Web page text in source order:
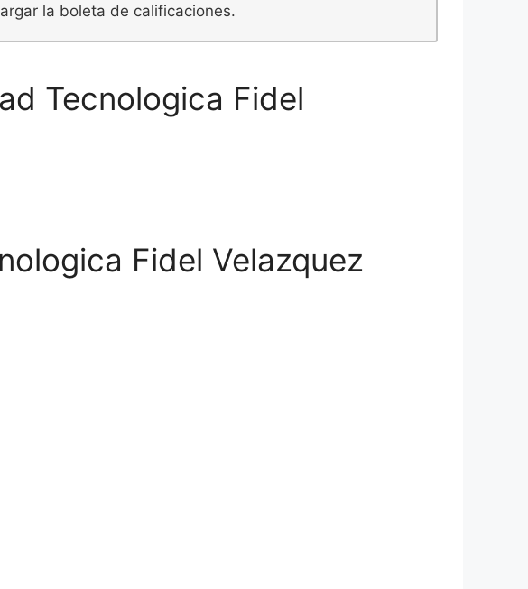
la boleta de calificaciones.
Tecnologica Fidel
Fidel Velazquez